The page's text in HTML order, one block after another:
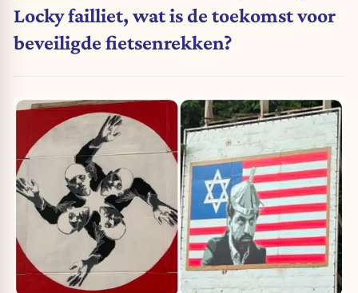
Locky failliet, wat is de toekomst voor
beveiligde fietsenrekken?